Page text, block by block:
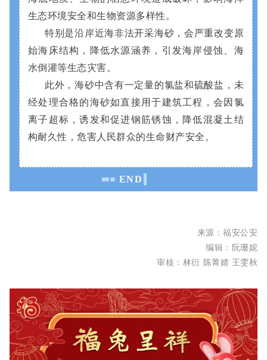
生态环境安全和生物资源多样性。
特别是沿岸近海非法开采海砂，会严重改变原
始海床结构，降低水源涵养，引发海岸侵蚀、海
水倒灌等生态灾害。
此外，海砂中含有一定量的氯盐和硫酸盐，未
经处理合格的海砂如直接用于建筑工程，会因氯
离子超标，诱发和促进钢筋锈蚀，降低混凝土结
构耐久性，危害人民群众的生命财产安全。
END
来源：福安公安
编辑： 阮珊妮
审核：林衍 陈菁婧 王雯秋